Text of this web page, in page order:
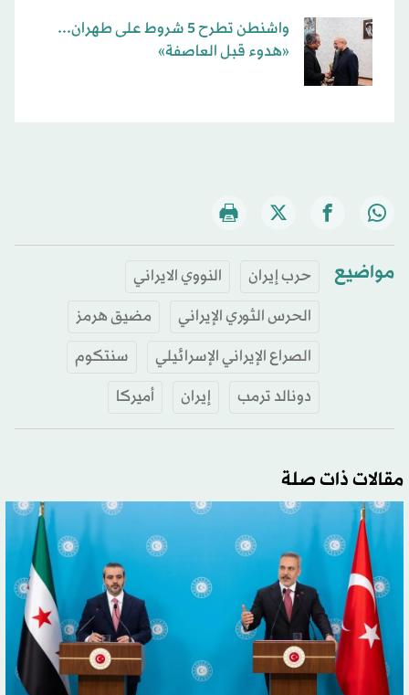
واشنطن تطرح 5 شروط على طهران...
«هدوء قبل العاصفة»
مواضيع حرب إيران
النووي الايراني
الحرس الثوري الإيراني
مضيق هرمز
الصراع الإيراني الإسرائيلي
سنتكوم
دونالد ترمب
إيران أميركا
مقالات ذات صلة